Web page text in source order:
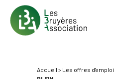
Accueil > Les offres d'emploi